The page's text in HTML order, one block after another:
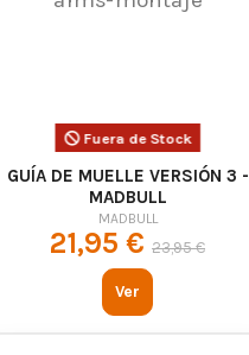
Fuera de Stock
GUÍA DE MUELLE VERSIÓN 3 -
MADBULL
MADBULL
21,95 €23,95 €
Ver